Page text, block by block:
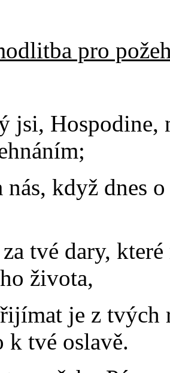
pro
jsi, Hospodine,
nás, když dnes
tvé dary,
života,
je z tvých
k tvé oslavě.